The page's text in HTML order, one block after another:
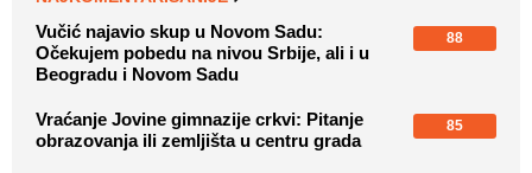
Vučić najavio skup u Novom Sadu:
Očekujem pobedu na nivou Srbije, ali i u
Beogradu i Novom Sadu
88
Vraćanje Jovine gimnazije crkvi: Pitanje
obrazovanja ili zemljišta u centru grada
85